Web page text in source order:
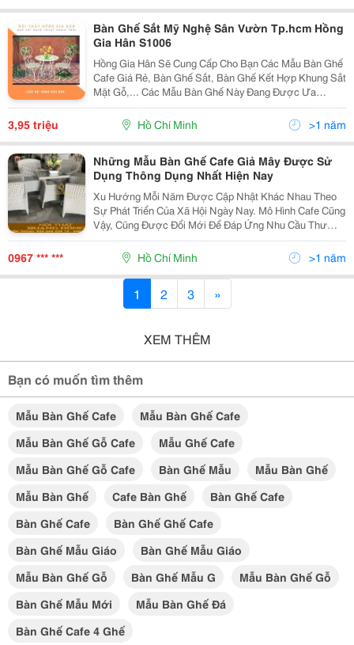
Bàn Ghế Sắt Mỹ Nghệ Sân Vườn Tp.hcm Hồng
Gia Hân S1006
Hồng Gia Hân Sẽ Cung Cấp Cho Bạn Các Mẫu Bàn Ghế
Cafe Giá Rẻ, Bàn Ghế Sắt, Bàn Ghế Kết Hợp Khung Sắt
Mặt Gỗ,... Các Mẫu Bàn Ghế Này Đang Được Ưa
Chuộng Nhất Trên Thị Trường Hiện Nay. Với Những Ưu
Điểm Tuyệt Vời Về Chất Lượng Cũng Như Các Kiểu
3,95 triệu Hồ Chí Minh >1 năm
Những Mẫu Bàn Ghế Cafe Giả Mây Được Sử
Dụng Thông Dụng Nhất Hiện Nay
Xu Hướng Mỗi Năm Được Cập Nhật Khác Nhau Theo
Sự Phát Triển Của Xã Hội Ngày Nay. Mô Hình Cafe Cũng
Vậy, Cũng Được Đổi Mới Để Đáp Ứng Nhu Cầu Thư
Giãn, Gặp Mặt, Làm Việc Trò Chuyện Cùng Bạn Bè. Từ
Đó, Ghế Giả Mây Được Mọi Người Cũng Được Ưa
Chuộng Hơn...
0967 *** *** Hồ Chí Minh >1 năm
1 2 3 »
XEM THÊM
Bạn có muốn tìm thêm
Mẫu Bàn Ghế Cafe
Mẫu Bàn Ghế Cafe
Mẫu Bàn Ghế Gỗ Cafe
Mẫu Ghế Cafe
Mẫu Bàn Ghế Gỗ Cafe
Bàn Ghế Mẫu
Mẫu Bàn Ghế
Mẫu Bàn Ghế
Cafe Bàn Ghế
Bàn Ghế Cafe
Bàn Ghế Cafe
Bàn Ghế Ghế Cafe
Bàn Ghế Mẫu Giáo
Bàn Ghế Mẫu Giáo
Mẫu Bàn Ghế Gỗ
Bàn Ghế Mẫu G
Mẫu Bàn Ghế Gỗ
Bàn Ghế Mẫu Mới
Mẫu Bàn Ghế Đá
Bàn Ghế Cafe 4 Ghế